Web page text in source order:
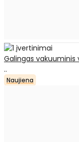
Galingas
..
Naujiena